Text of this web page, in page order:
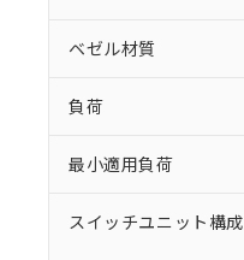
ベゼル材質
負荷
最小適用負荷
スイッチユニット構成